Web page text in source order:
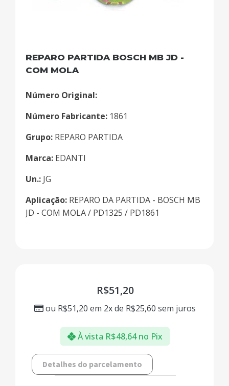
REPARO PARTIDA BOSCH MB JD -
COM MOLA
Número Original:
Número Fabricante: 1861
Grupo: REPARO PARTIDA
Marca: EDANTI
Un.: JG
Aplicação: REPARO DA PARTIDA - BOSCH MB
JD - COM MOLA / PD1325 / PD1861
R$51,20
ou R$51,20 em 2x de R$25,60 sem juros
À vista R$48,64 no Pix
Detalhes do parcelamento